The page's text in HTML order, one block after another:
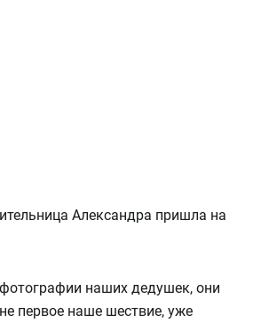
Александра пришла на
наших дедушек, они
первое наше шествие, уже